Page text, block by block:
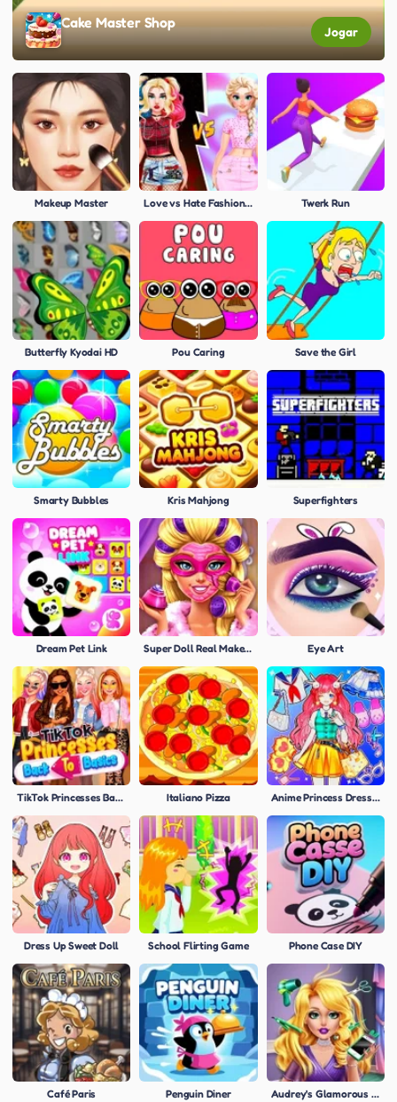
Cake Master Shop
Jogar
Makeup Master Love vs Hate Fashion Rivalry Twerk Run
Butterfly Kyodai HD Pou Caring Save the Girl
Smarty Bubbles Kris Mahjong Superfighters
Dream Pet Link Super Doll Real Makeover Eye Art
TikTok Princesses Back To Basics Italiano Pizza Anime Princess Dress Up
Dress Up Sweet Doll School Flirting Game Phone Case DIY
Café Paris Penguin Diner Audrey's Glamorous Real Haircuts